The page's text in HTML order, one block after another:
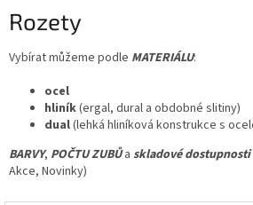
Rozety
Vybírat můžeme podle MATERIÁLU:
ocel
hliník(ergal, dural a obdobné slitiny)
dual(lehká hliníková konstrukce s
BARVY, POČTU ZUBŮa skladové dostupnosti
Akce, Novinky)